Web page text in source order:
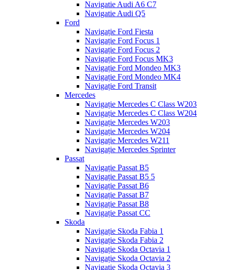
Navigatie Audi A6 C7
Navigatie Audi Q5
Ford
Navigație Ford Fiesta
Navigație Ford Focus 1
Navigație Ford Focus 2
Navigație Ford Focus MK3
Navigație Ford Mondeo MK3
Navigație Ford Mondeo MK4
Navigație Ford Transit
Mercedes
Navigație Mercedes C Class W203
Navigație Mercedes C Class W204
Navigație Mercedes W203
Navigație Mercedes W204
Navigație Mercedes W211
Navigație Mercedes Sprinter
Passat
Navigație Passat B5
Navigație Passat B5 5
Navigație Passat B6
Navigație Passat B7
Navigație Passat B8
Navigație Passat CC
Skoda
Navigație Skoda Fabia 1
Navigație Skoda Fabia 2
Navigație Skoda Octavia 1
Navigație Skoda Octavia 2
Navigație Skoda Octavia 3